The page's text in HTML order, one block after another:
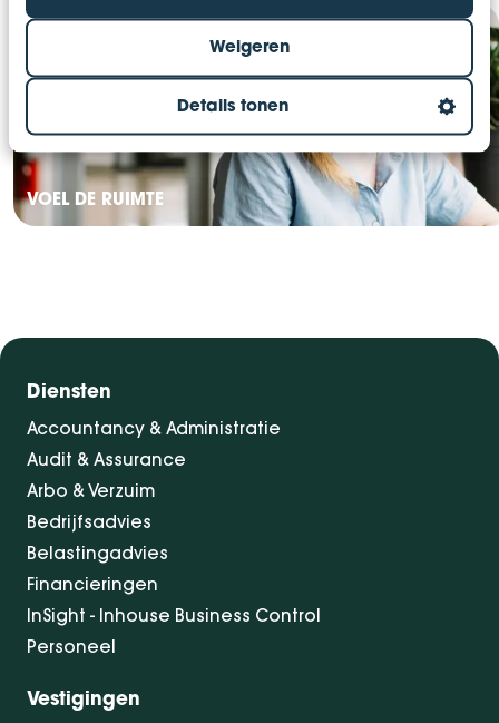
Weigeren
Details tonen
VOEL DE RUIMTE
Diensten
Accountancy & Administratie
Audit & Assurance
Arbo & Verzuim
Bedrijfsadvies
Belastingadvies
Financieringen
InSight - Inhouse Business Control
Personeel
Vestigingen